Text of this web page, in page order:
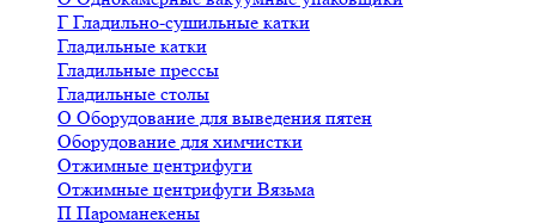
Г Гладильно-сушильные катки
Гладильные катки
Гладильные прессы
Гладильные столы
О Оборудование для выведения пятен
Оборудование для химчистки
Отжимные центрифуги
Отжимные центрифуги Вязьма
П Пароманекены